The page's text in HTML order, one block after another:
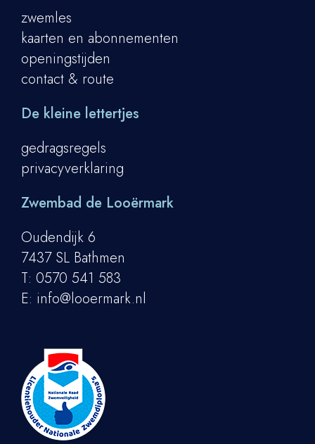
zwemles
kaarten en abonnementen
openingstijden
contact & route
De kleine lettertjes
gedragsregels
privacyverklaring
Zwembad de Looërmark
Oudendijk 6
7437 SL Bathmen
T: 0570 541 583
E: info@looermark.nl